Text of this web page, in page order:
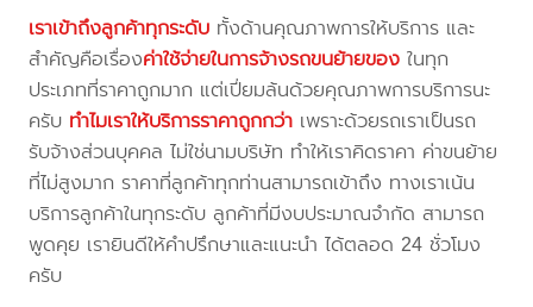
เราเข้าถึงลูกค้าทุกระดับ ทั้งด้านคุณภาพการให้บริการ และ
สำคัญคือเรื่องค่าใช้จ่ายในการจ้างรถขนย้ายของ ในทุก
ประเภทที่ราคาถูกมาก แต่เปี่ยมล้นด้วยคุณภาพการบริการนะ
ครับ ทำไมเราให้บริการราคาถูกกว่า เพราะด้วยรถเราเป็นรถ
รับจ้างส่วนบุคคล ไม่ใช่นามบริษัท ทำให้เราคิดราคา ค่าขนย้าย
ที่ไม่สูงมาก ราคาที่ลูกค้าทุกท่านสามารถเข้าถึง ทางเราเน้น
บริการลูกค้าในทุกระดับ ลูกค้าที่มีงบประมาณจำกัด สามารถ
พูดคุย เรายินดีให้คำปรึกษาและแนะนำ ได้ตลอด 24 ชั่วโมง
ครับ